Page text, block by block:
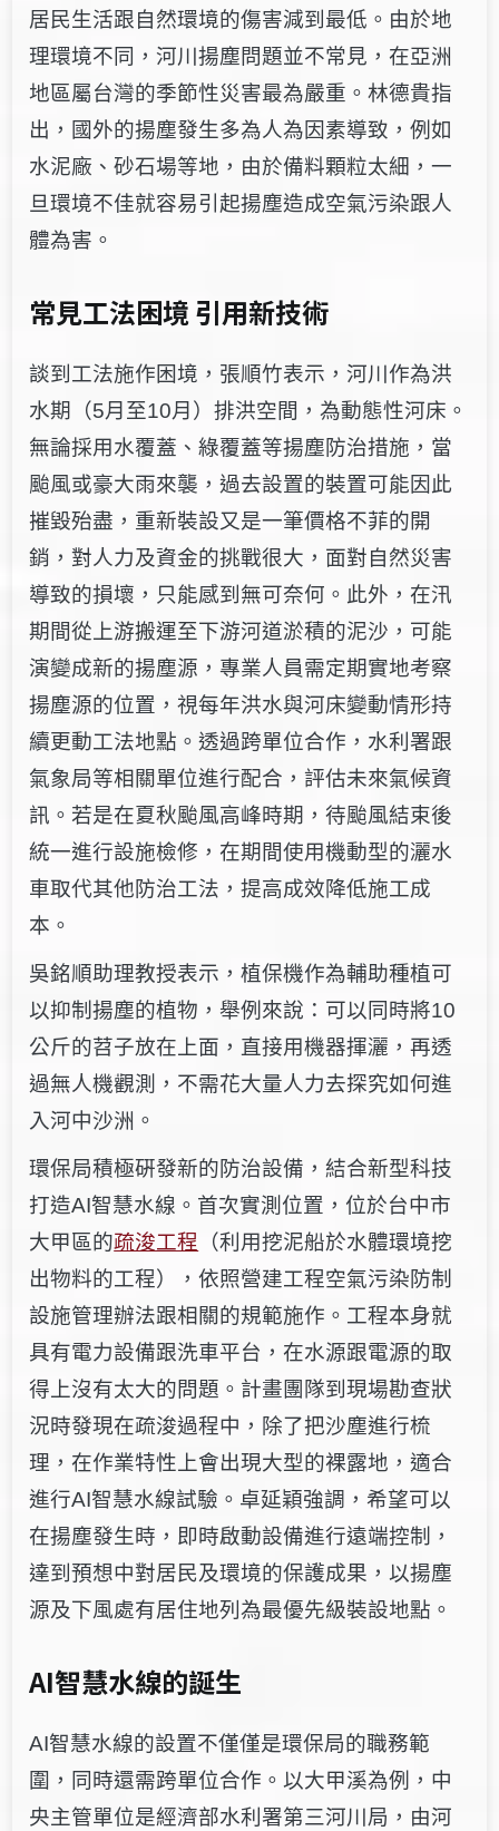
居民生活跟自然環境的傷害減到最低。 由於地
理環境不同，河川揚塵問題並不常見，在亞洲
地區屬台灣的季節性災害最為嚴重。林德貴指
出，國外的揚塵發生多為人為因素導致，例如
水泥廠、砂石場等地，由於備料顆粒太細，一
旦環境不佳就容易引起揚塵造成空氣污染跟人
體為害。
常見工法困境 引用新技術
談到工法施作困境，張順竹表示，河川作為洪
水期（5月至10月）排洪空間，為動態性河床。
無論採用水覆蓋、綠覆蓋等揚塵防治措施，當
颱風或豪大雨來襲，過去設置的裝置可能因此
摧毀殆盡，重新裝設又是一筆價格不菲的開
銷，對人力及資金的挑戰很大，面對自然災害
導致的損壞，只能感到無可奈何。此外，在汛
期間從上游搬運至下游河道淤積的泥沙，可能
演變成新的揚塵源，專業人員需定期實地考察
揚塵源的位置，視每年洪水與河床變動情形持
續更動工法地點。透過跨單位合作，水利署跟
氣象局等相關單位進行配合，評估未來氣候資
訊。若是在夏秋颱風高峰時期，待颱風結束後
統一進行設施檢修，在期間使用機動型的灑水
車取代其他防治工法，提高成效降低施工成
本。
吳銘順助理教授表示，植保機作為輔助種植可
以抑制揚塵的植物，舉例來說：可以同時將10
公斤的苕子放在上面，直接用機器揮灑，再透
過無人機觀測，不需花大量人力去探究如何進
入河中沙洲。
環保局積極硏發新的防治設備，結合新型科技
打造AI智慧水線。首次實測位置，位於台中市
大甲區的疏浚工程
（利用挖泥船於水體環境挖
出物料的工程），依照營建工程空氣污染防制
設施管理辦法跟相關的規範施作。工程本身就
具有電力設備跟洗車平台，在水源跟電源的取
得上沒有太大的問題。計畫團隊到現場勘查狀
況時發現在疏浚過程中，除了把沙塵進行梳
理，在作業特性上會出現大型的裸露地，適合
進行AI智慧水線試驗。卓延穎強調，希望可以
在揚塵發生時，即時啟動設備進行遠端控制，
達到預想中對居民及環境的保護成果，以揚塵
源及下風處有居住地列為最優先級裝設地點。
AI智慧水線的誕生
AI智慧水線的設置不僅僅是環保局的職務範
圍，同時還需跨單位合作。以大甲溪為例，中
央主管單位是經濟部水利署第三河川局，由河